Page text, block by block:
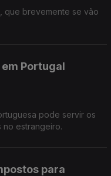
que brevemente se vão
Portugal
pode servir os
no estrangeiro.
para